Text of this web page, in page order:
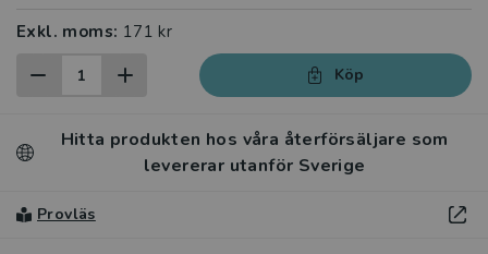
Exkl. moms: 171 kr
Köp
Hitta produkten hos våra återförsäljare som
levererar utanför Sverige
Provläs